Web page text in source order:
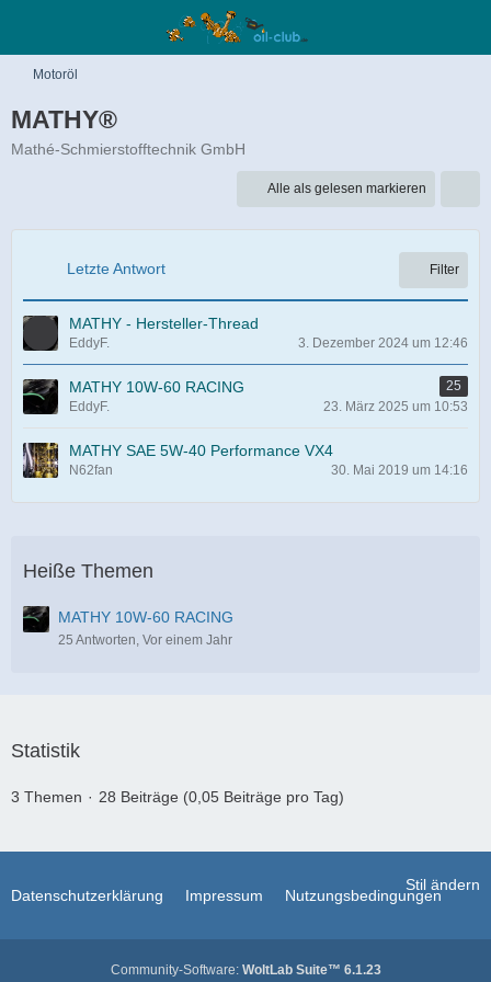
Motoröl
MATHY®
Mathé-Schmierstofftechnik GmbH
Alle als gelesen markieren
Letzte Antwort Filter
MATHY - Hersteller-Thread
EddyF. 3. Dezember 2024 um 12:46
MATHY 10W-60 RACING
25
EddyF.
23. März 2025 um 10:53
MATHY SAE 5W-40 Performance VX4
N62fan 30. Mai 2019 um 14:16
Heiße Themen
MATHY 10W-60 RACING
25 Antworten, Vor einem Jahr
Statistik
3 Themen 28 Beiträge (0,05 Beiträge pro Tag)
Stil ändern
Datenschutzerklärung Impressum Nutzungsbedingungen
Community-Software: WoltLab Suite™ 6.1.23